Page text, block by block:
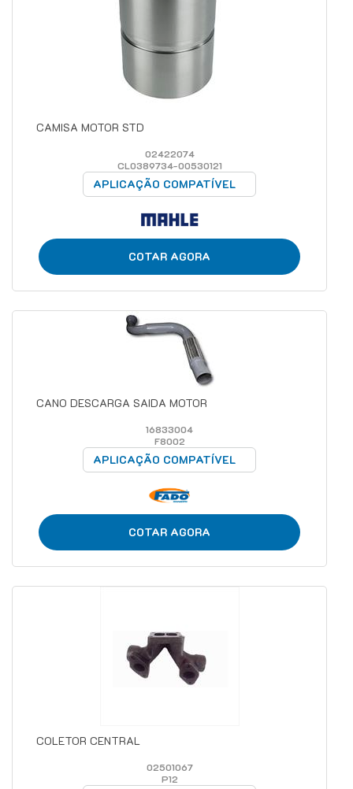
CAMISA MOTOR STD
02422074
CL0389734-00530121
APLICAÇÃO COMPATÍVEL
COTAR AGORA
CANO DESCARGA SAIDA MOTOR
16833004
F8002
APLICAÇÃO COMPATÍVEL
COTAR AGORA
COLETOR CENTRAL
02501067
P12